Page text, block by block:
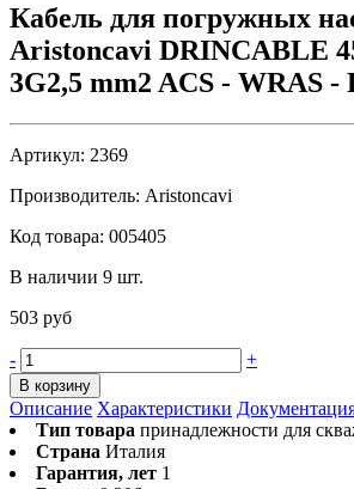
Кабель для погружных
Aristoncavi DRINCABLE
3G2,5 mm2 ACS - WRAS -
Артикул: 2369
Производитель: Aristoncavi
Код товара: 005405
В наличии 9 шт.
503 руб
- +
В корзину
Описание Характеристики
Тип товара принадлежности для
Страна Италия
Гарантия, лет 1